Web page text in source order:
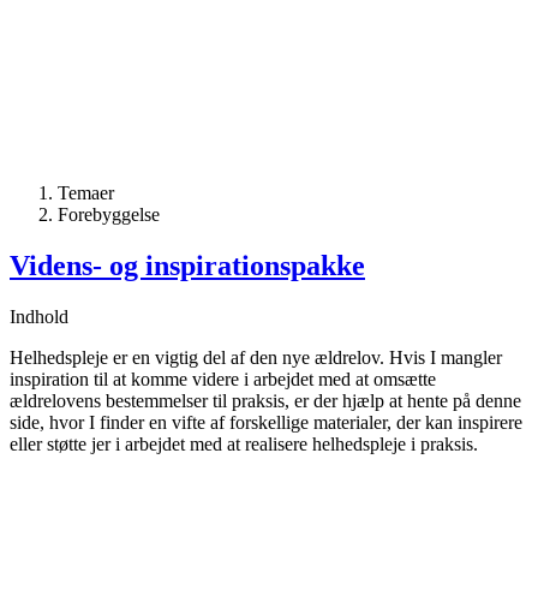
Temaer
Forebyggelse
Videns- og inspirationspakke
Indhold
Helhedspleje er en vigtig del af den nye ældrelov. Hvis I mangler
inspiration til at komme videre i arbejdet med at omsætte
ældrelovens bestemmelser til praksis, er der hjælp at hente på denne
side, hvor I finder en vifte af forskellige materialer, der kan inspirere
eller støtte jer i arbejdet med at realisere helhedspleje i praksis.